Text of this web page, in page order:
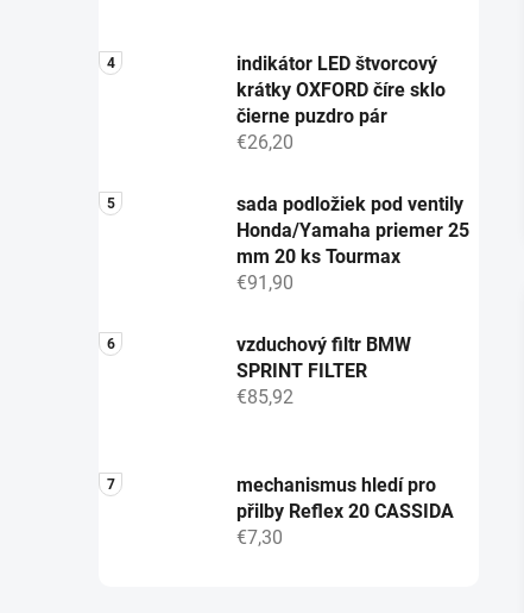
indikátor LED štvorcový
krátky OXFORD číre sklo
čierne puzdro pár
€26,20
sada podložiek pod ventily
Honda/Yamaha priemer 25
mm 20 ks Tourmax
€91,90
vzduchový filtr BMW
SPRINT FILTER
€85,92
mechanismus hledí pro
přilby Reflex 20 CASSIDA
€7,30